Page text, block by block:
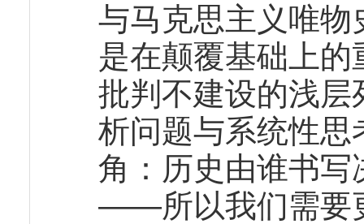
与马克思主义唯
是在颠覆基础上
批判不建设的浅
析问题与系统性
角：历史由谁书
——所以我们需要